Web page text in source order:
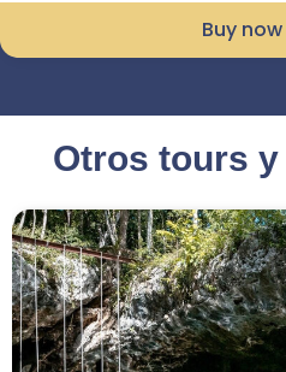
Buy now
Otros tours